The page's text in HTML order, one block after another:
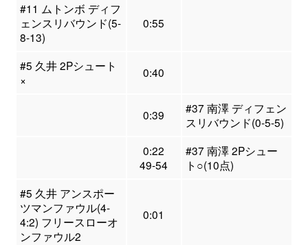
#11 ムトンボ ディフ
ェンスリバウンド(5-
8-13)
0:55
#5 久井 2Pシュート
×
0:40
0:39
#37 南澤 ディフェン
スリバウンド(0-5-5)
0:22
49-54
#37 南澤 2Pシュー
ト○(10点)
#5 久井 アンスポー
ツマンファウル(4-
4:2) フリースローオ
ンファウル2
0:01